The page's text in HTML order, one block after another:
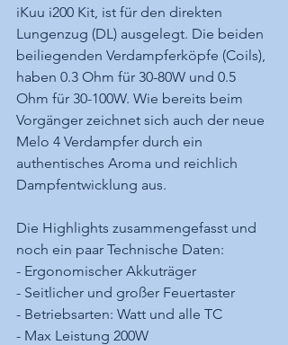
iKuu i200 Kit, ist für den direkten
Lungenzug (DL) ausgelegt. Die beiden
beiliegenden Verdampferköpfe (Coils),
haben 0.3 Ohm für 30-80W und 0.5
Ohm für 30-100W. Wie bereits beim
Vorgänger zeichnet sich auch der neue
Melo 4 Verdampfer durch ein
authentisches Aroma und reichlich
Dampfentwicklung aus.
Die Highlights zusammengefasst und
noch ein paar Technische Daten:
- Ergonomischer Akkuträger
- Seitlicher und großer Feuertaster
- Betriebsarten: Watt und alle TC
- Max Leistung 200W